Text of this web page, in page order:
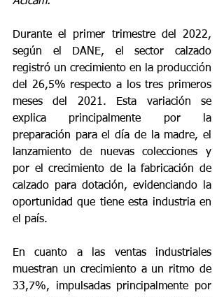
Durante el primer trimestre del 2022,
según el DANE, el sector calzado
registró un crecimiento en la producción
del 26,5% respecto a los tres primeros
meses del 2021. Esta variación se
explica principalmente por la
preparación para el día de la madre, el
lanzamiento de nuevas colecciones y
por el crecimiento de la fabricación de
calzado para dotación, evidenciando la
oportunidad que tiene esta industria en
el país.
En cuanto a las ventas industriales
muestran un crecimiento a un ritmo de
33,7%, impulsadas principalmente por